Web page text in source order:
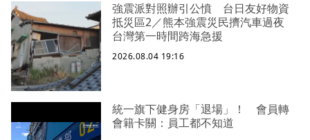
強震派對照辦引公憤 台日友好物資
抵災區2／熊本強震災民擠汽車過夜
台灣第一時間跨海急援
2026.08.04 19:16
統一旗下健身房「退場」！ 會員轉
會籍卡關：員工都不知道